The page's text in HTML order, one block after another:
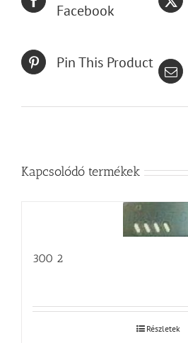
Facebook
Pin This Product
Kapcsolódó termékek
300 2
Részletek